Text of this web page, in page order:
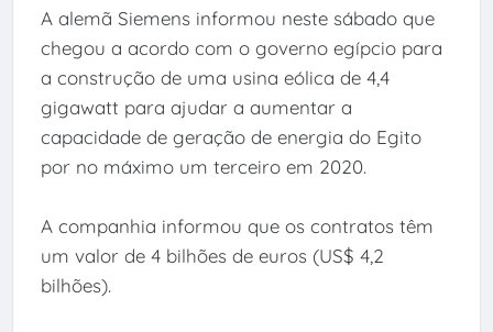
A alemã Siemens informou neste sábado que
chegou a acordo com o governo egípcio para
a construção de uma usina eólica de 4,4
gigawatt para ajudar a aumentar a
capacidade de geração de energia do Egito
por no máximo um terceiro em 2020.
A companhia informou que os contratos têm
um valor de 4 bilhões de euros (US$ 4,2
bilhões).